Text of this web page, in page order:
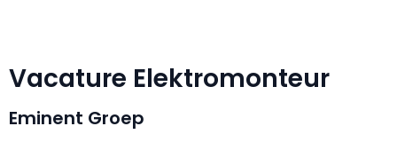
Vacature Elektromonteur
Eminent Groep